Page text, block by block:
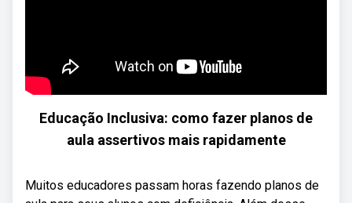
Educação Inclusiva: como fazer planos de
aula assertivos mais rapidamente
Muitos educadores passam horas fazendo planos de